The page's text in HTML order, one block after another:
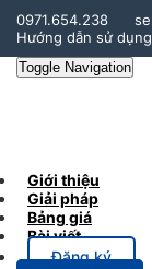
0971.654.238
Hướng dẫn sử dụng
Toggle Navigation
Giới thiệu
Giải pháp
Bảng giá
Bài viết
Đăng ký